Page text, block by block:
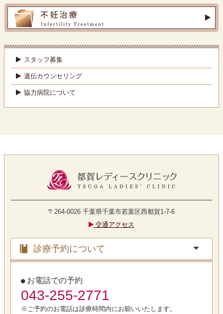
スタッフ募集
遺伝カウンセリング
協力病院について
〒264-0026千葉県千葉市若葉区西都賀1-7-6
交通アクセス
診療予約について
お電話での予約
043-255-2771
※ご予約のお電話は診療時間内にお願いいたします。